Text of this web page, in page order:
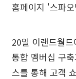
홈페이지 '스파
20일 이랜드월
통합 멤버십 구
스를 통해 고객